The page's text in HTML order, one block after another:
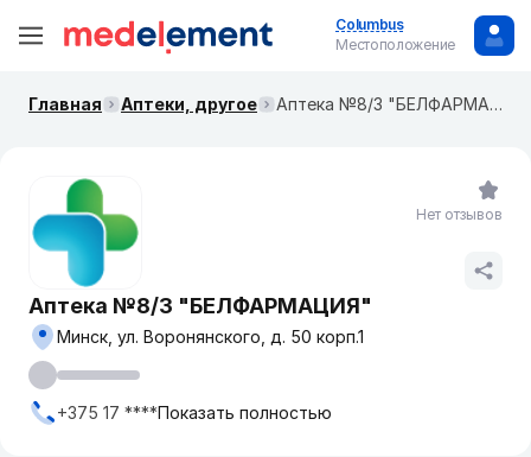
Columbus
Местоположение
Главная Аптеки, другое Аптека №8/3 "БЕЛФАРМАЦИЯ"
Аптека №8/3 "БЕЛФАРМАЦИЯ"
Минск, ул. Воронянского, д. 50 корп.1
+375 17 ****Показать полностью
Нет отзывов